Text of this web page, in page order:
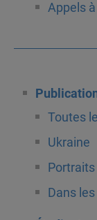
Appels
Toutes
Ukraine
Portraits
Dans